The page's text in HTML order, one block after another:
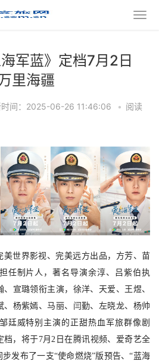
军蓝》定档7月2日
里海疆
时间：2025-06-26 11:46:06 • 阅读
美世界影视、完美远方出品，方芳、苗
任制片人，著名导演余淳、吕紫伯执
宣璐领衔主演，徐洋、天爱、王煜、
、杨紫嫣、马丽、闫勤、左晓龙、杨帅
廷威特别主演的正甜热血军旅群像剧
档，将于7月 2日在腾讯视频、爱奇艺全
步发布了一支“使命燃烧”版预告、“蓝海